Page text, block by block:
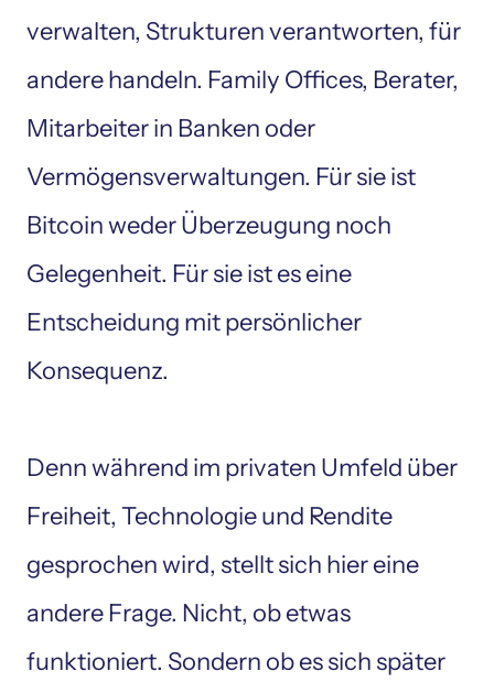
verwalten, Strukturen verantworten, für
andere handeln. Family Offices, Berater,
Mitarbeiter in Banken oder
Vermögensverwaltungen. Für sie ist
Bitcoin weder Überzeugung noch
Gelegenheit. Für sie ist es eine
Entscheidung mit persönlicher
Konsequenz.
Denn während im privaten Umfeld über
Freiheit, Technologie und Rendite
gesprochen wird, stellt sich hier eine
andere Frage. Nicht, ob etwas
funktioniert. Sondern ob es sich später